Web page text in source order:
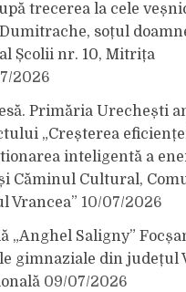
trecerea la cele
soțul
Școlii nr. 10, Mitrița
2026
Primăria Urechești
„Creșterea
inteligentă a
Căminul Cultural,
Vrancea” 10/07/2026
„Anghel Saligny”
gimnaziale din județul
09/07/2026